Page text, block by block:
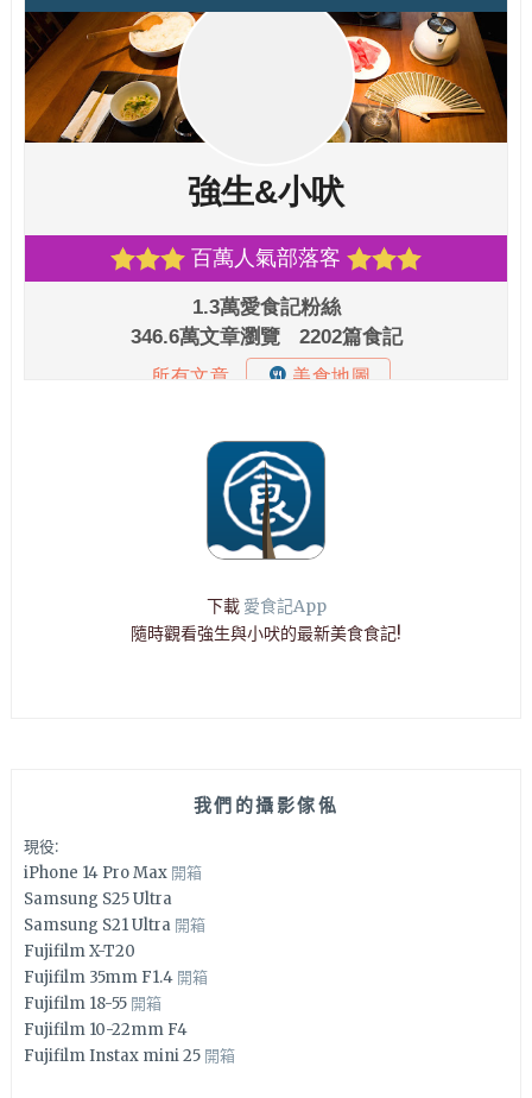
下載 愛食記App
隨時觀看強生與小吠的最新美食食記!
我們的攝影傢俬
現役:
iPhone 14 Pro Max 開箱
Samsung S25 Ultra
Samsung S21 Ultra 開箱
Fujifilm X-T20
Fujifilm 35mm F1.4 開箱
Fujifilm 18-55 開箱
Fujifilm 10-22mm F4
Fujifilm Instax mini 25 開箱